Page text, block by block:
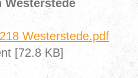
Westerstede
Westerstede.pdf
[72.8 KB]